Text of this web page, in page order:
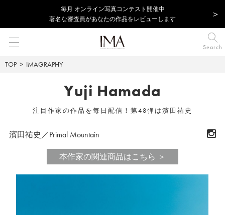
毎⽉ オンライン写真コンテスト開催中
著名な審査員があなたの作品をレビューします
Search
TOP IMAGRAPHY
Yuji Hamada
注目作家の作品を毎日配信！第48弾は濱田祐史
濱田祐史／Primal Mountain
本作家の関連商品はこちら ＞